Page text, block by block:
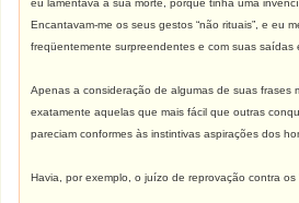
eu lamentava a sua morte, porque tinha uma
Encantavam-me os seus gestos “não rituais”, e eu
freqüentemente surpreendentes e com suas saídas
Apenas a consideração de algumas de suas frases
exatamente aquelas que mais fácil que outras
pareciam conformes às instintivas aspirações dos
Havia, por exemplo, o juízo de reprovação contra os